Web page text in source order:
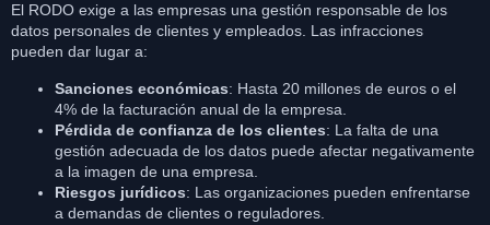
El RODO exige a las empresas una gestión responsable de los
datos personales de clientes y empleados. Las infracciones
pueden dar lugar a:
Sanciones económicas: Hasta 20 millones de euros o el
4% de la facturación anual de la empresa.
Pérdida de confianza de los clientes: La falta de una
gestión adecuada de los datos puede afectar negativamente
a la imagen de una empresa.
Riesgos jurídicos: Las organizaciones pueden enfrentarse
a demandas de clientes o reguladores.